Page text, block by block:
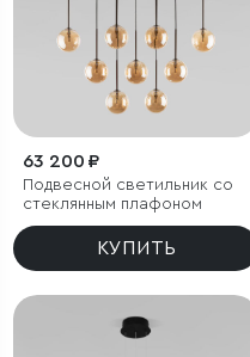
63 200 ₽
Подвесной светильник со
стеклянным плафоном
КУПИТЬ